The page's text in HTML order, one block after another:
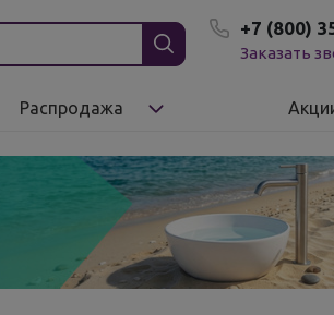
+7 (800)
Заказать
Распродажа